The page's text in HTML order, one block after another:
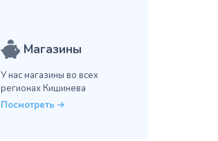
Магазины
У нас магазины во всех
регионах Кишинева
Посмотреть